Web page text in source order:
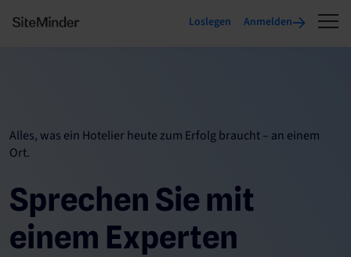
Loslegen Anmelden
Alles, was ein Hotelier heute zum Erfolg braucht – an einem
Ort.
Sprechen Sie mit
einem Experten